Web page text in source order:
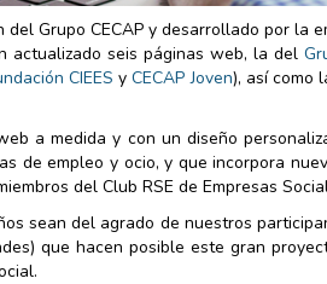
Grupo CECAP y desarrollado por la
actualizado seis páginas web, la del
CIEES yCECAP Joven), así como
a medida y con un diseño
de empleo y ocio, y que incorpora
del Club RSE de Empresas
sean del agrado de nuestros
que hacen posible este gran